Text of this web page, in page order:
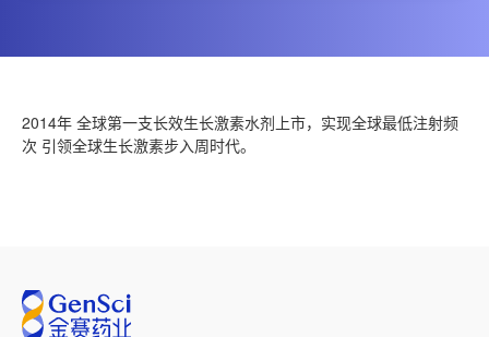
2014年 全球第一支长效生长激素水剂上市，实现全球最低注射频
次 引领全球生长激素步入周时代。